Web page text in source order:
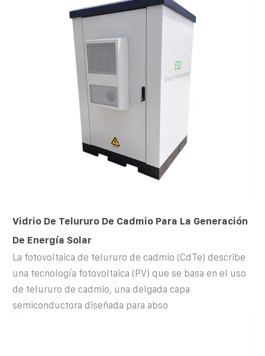
Vidrio De Telururo De Cadmio Para La Generación
De Energía Solar
La fotovoltaica de telururo de cadmio (CdTe) describe
una tecnología fotovoltaica (PV) que se basa en el uso
de telururo de cadmio, una delgada capa
semiconductora diseñada para abso